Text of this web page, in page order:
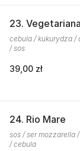
23. Vegetariana
cebula / kukurydza /
/ sos
39,00 zł
24. Rio Mare
sos / ser mozzarella
/ cebula